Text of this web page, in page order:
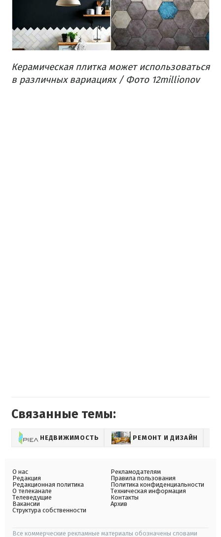
Керамическая плитка может использоваться
в различных вариациях / Фото 12millionov
Связанные темы:
НЕДВИЖИМОСТЬ РЕМОНТ И ДИЗАЙН
О нас
Редакция
Редакционная политика
О телеканале
Телеведущие
Вакансии
Структура собственности
Рекламодателям
Правила пользования
Политика конфиденциальности
Техническая информация
Контакты
Архив
Все коммерческие рекламные материалы обозначены словами